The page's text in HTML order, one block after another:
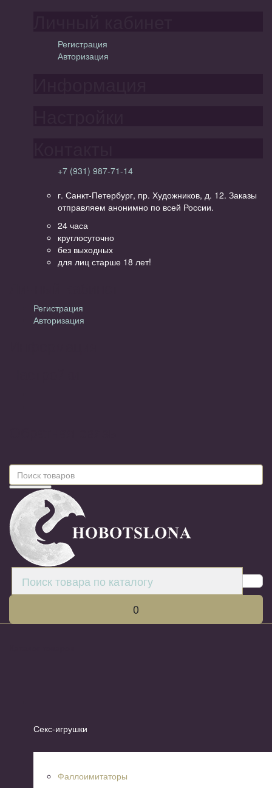
Регистрация
Авторизация
+7 (931) 987-71-14
г. Санкт-Петербург, пр. Художников, д. 12. Заказы
отправляем анонимно по всей России.
24 часа
круглосуточно
без выходных
для лиц старше 18 лет!
Регистрация
Авторизация
0
Секс-игрушки
Фаллоимитаторы